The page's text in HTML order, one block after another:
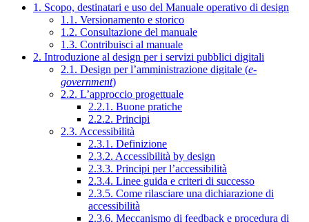
1. Scopo, destinatari e uso del Manuale operativo di design
1.1. Versionamento e storico
1.2. Consultazione del manuale
1.3. Contribuisci al manuale
2. Introduzione al design per i servizi pubblici digitali
2.1. Design per l’amministrazione digitale (e-
government)
2.2. L’approccio progettuale
2.2.1. Buone pratiche
2.2.2. Principi
2.3. Accessibilità
2.3.1. Definizione
2.3.2. Accessibilità by design
2.3.3. Principi per l’accessibilità
2.3.4. Linee guida e criteri di successo
2.3.5. Come rilasciare una dichiarazione di
accessibilità
2.3.6. Meccanismo di feedback e procedura di